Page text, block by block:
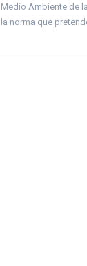
Medio Ambiente de
la norma que